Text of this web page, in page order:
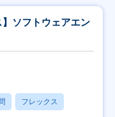
】ソフトウェアエン
フレックス